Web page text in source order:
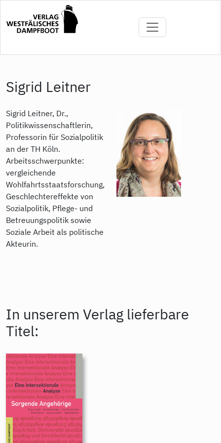
Inhalt
Sigrid Leitner
Sigrid Leitner, Dr.,
Politikwissenschaftlerin,
Professorin für Sozialpolitik
an der TH Köln.
Arbeitsschwerpunkte:
vergleichende
Wohlfahrtsstaatsforschung,
Geschlechtereffekte von
Sozialpolitik, Pflege- und
Betreuungspolitik sowie
Soziale Arbeit als politische
Akteurin.
In unserem Verlag lieferbare
Titel: